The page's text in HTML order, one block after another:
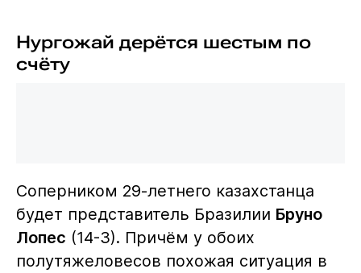
Нургожай дерётся шестым по
счёту
Соперником 29-летнего казахстанца
будет представитель Бразилии Бруно
Лопес (14-3). Причём у обоих
полутяжеловесов похожая ситуация в